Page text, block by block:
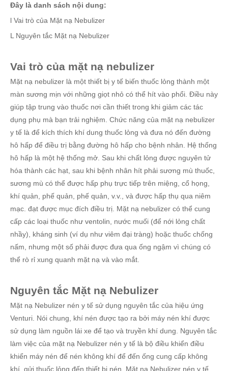
Đây là danh sách nội dung:
l Vai trò của Mặt nạ Nebulizer
L Nguyên tắc Mặt nạ Nebulizer
Vai trò của mặt nạ nebulizer
Mặt nạ nebulizer là một thiết bị y tế biến thuốc lỏng thành một
màn sương mịn với những giọt nhỏ có thể hít vào phổi. Điều này
giúp tập trung vào thuốc nơi cần thiết trong khi giảm các tác
dụng phụ mà bạn trải nghiệm. Chức năng của mặt nạ nebulizer
y tế là để kích thích khí dung thuốc lỏng và đưa nó đến đường
hô hấp để điều trị bằng đường hô hấp cho bệnh nhân. Hệ thống
hô hấp là một hệ thống mở. Sau khi chất lỏng được nguyên tử
hóa thành các hạt, sau khi bệnh nhân hít phải sương mù thuốc,
sương mù có thể được hấp phụ trực tiếp trên miệng, cổ họng,
khí quản, phế quản, phế quản, v.v., và được hấp thụ qua niêm
mạc. đạt được mục đích điều trị. Mặt nạ nebulizer có thể cung
cấp các loại thuốc như ventolin, nước muối (để nới lỏng chất
nhầy), kháng sinh (ví dụ như viêm đại tràng) hoặc thuốc chống
nấm, nhưng một số phải được đưa qua ống ngậm vì chúng có
thể rò rỉ xung quanh mặt nạ và vào mắt.
Nguyên tắc Mặt nạ Nebulizer
Mặt nạ Nebulizer nén y tế sử dụng nguyên tắc của hiệu ứng
Venturi. Nói chung, khí nén được tạo ra bởi máy nén khí được
sử dụng làm nguồn lái xe để tạo và truyền khí dung. Nguyên tắc
làm việc của mặt nạ Nebulizer nén y tế là bộ điều khiển điều
khiển máy nén để nén không khí để đến ống cung cấp không
khí, gửi thuốc lỏng đến thiết bị nén. Mặt nạ Nebulizer nén y tế